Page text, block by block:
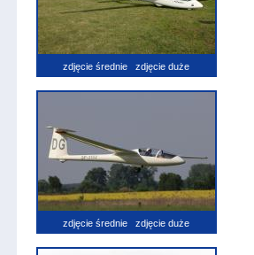
zdjęcie średnie zdjęcie duże
zdjęcie średnie zdjęcie duże